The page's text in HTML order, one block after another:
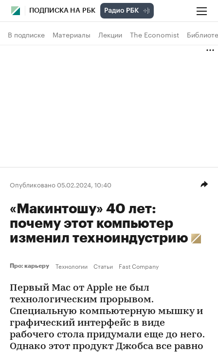
ПОДПИСКА НА РБК
В подписке Материалы Лекции The Economist
Опубликовано 05.02.2024, 10:40
«Макинтошу» 40 лет:
почему этот компьютер
изменил техноиндустрию
Про: карьеру Технологии Статьи Fast Company
Первый Mac от Apple не был
технологическим прорывом.
Специальную компьютерную мышку и
графический интерфейс в виде
рабочего стола придумали еще до него.
Однако этот продукт Джобса все равно